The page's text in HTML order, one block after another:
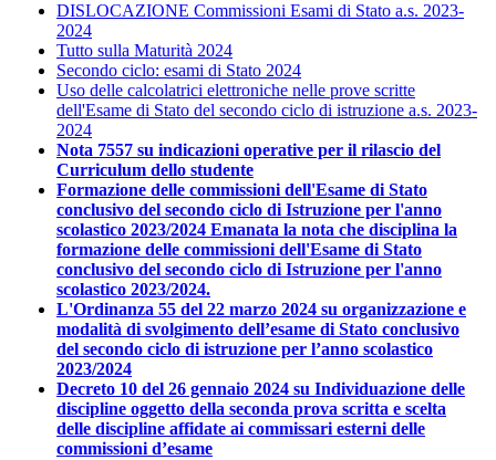
DISLOCAZIONE Commissioni Esami di Stato a.s. 2023-
2024
Tutto sulla Maturità 2024
Secondo ciclo: esami di Stato 2024
Uso delle calcolatrici elettroniche nelle prove scritte
dell'Esame di Stato del secondo ciclo di istruzione a.s. 2023-
2024
Nota 7557 su indicazioni operative per il rilascio del
Curriculum dello studente
Formazione delle commissioni dell'Esame di Stato
conclusivo del secondo ciclo di Istruzione per l'anno
scolastico 2023/2024 Emanata la nota che disciplina la
formazione delle commissioni dell'Esame di Stato
conclusivo del secondo ciclo di Istruzione per l'anno
scolastico 2023/2024.
L'Ordinanza 55 del 22 marzo 2024 su organizzazione e
modalità di svolgimento dell’esame di Stato conclusivo
del secondo ciclo di istruzione per l’anno scolastico
2023/2024
Decreto 10 del 26 gennaio 2024 su Individuazione delle
discipline oggetto della seconda prova scritta e scelta
delle discipline affidate ai commissari esterni delle
commissioni d’esame